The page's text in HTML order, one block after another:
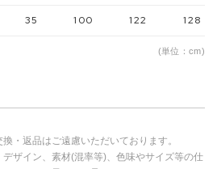
35 100 122 128
(単位：cm)
・返品はご遠慮いただいております。
ザイン、素材(混率等)、色味やサイズ等の仕